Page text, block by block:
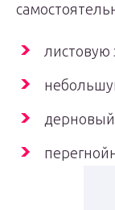
листовую
дерновый